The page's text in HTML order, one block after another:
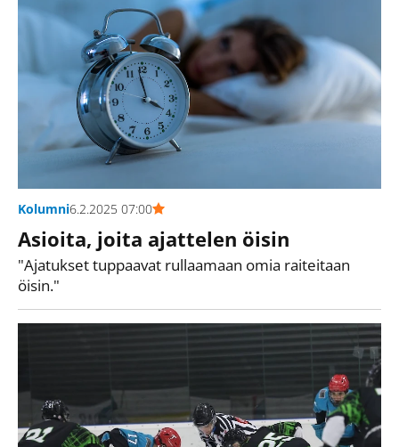
Kolumni6.2.2025 07:00
Asioita, joita ajattelen öisin
"Ajatukset tuppaavat rullaamaan omia raiteitaan
öisin."